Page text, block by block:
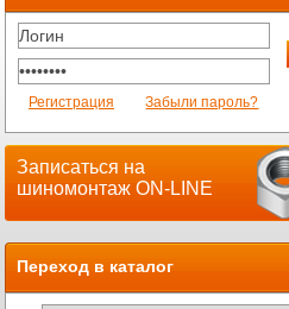
Регистрация Забыли пароль?
Записаться на
шиномонтаж ON-LINE
Переход в каталог